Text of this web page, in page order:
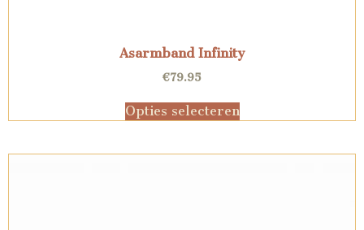
Asarmband Infinity
€79.95
Opties selecteren